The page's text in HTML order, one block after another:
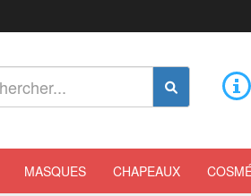
MASQUES CHAPEAUX